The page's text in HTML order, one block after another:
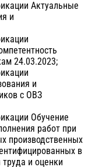
Актуальные
и
24.03.2023;
и
с ОВЗ
Обучение
работ при
производственных
в
и оценки